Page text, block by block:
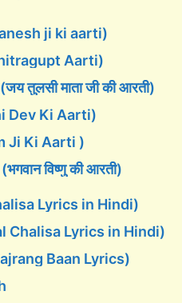
ji ki aarti)
Aarti)
तुलसी माता जी की आरती)
Dev Ki Aarti)
Ji Ki Aarti )
विष्णु की आरती)
Lyrics in Hindi)
Chalisa Lyrics in Hindi)
Baan Lyrics)